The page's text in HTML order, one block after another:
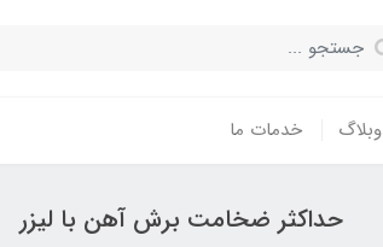
وبلاگ خدمات ما
حداکثر ضخامت برش آهن با لیزر